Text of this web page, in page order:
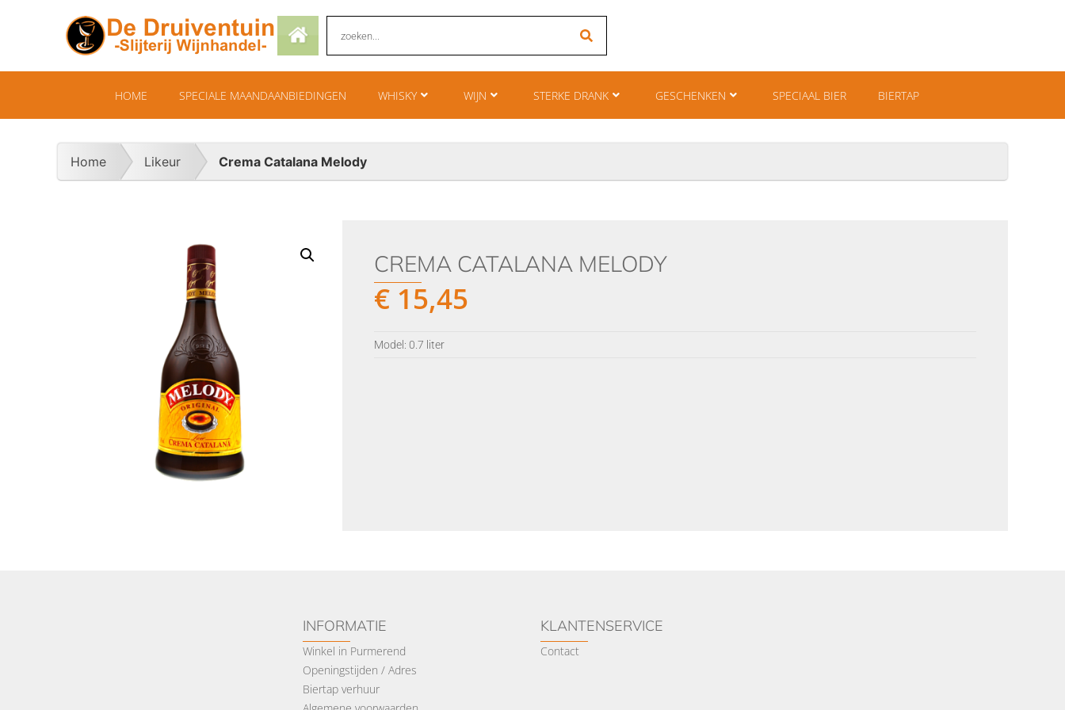
HOME SPECIALE MAANDAANBIEDINGEN WHISKY WIJN STERKE DRANK GESCHENKEN SPECIAAL BIER BIERTAP
Home Likeur Crema Catalana Melody
CREMA CATALANA MELODY
€ 15,45
Model: 0.7 liter
INFORMATIE
Winkel in Purmerend
Openingstijden / Adres
Biertap verhuur
KLANTENSERVICE
Contact